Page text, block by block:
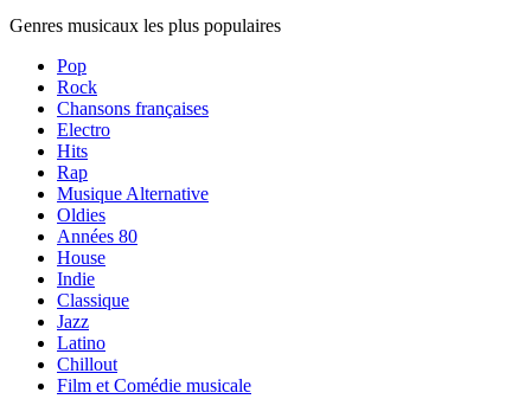
Genres musicaux les plus populaires
Pop
Rock
Chansons françaises
Electro
Hits
Rap
Musique Alternative
Oldies
Années 80
House
Indie
Classique
Jazz
Latino
Chillout
Film et Comédie musicale